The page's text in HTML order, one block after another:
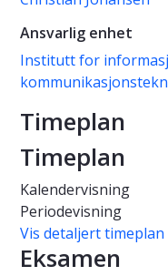
Ansvarlig enhet
Institutt for
Timeplan
Timeplan
Kalendervisning
Periodevisning
Vis detaljert timeplan
Eksamen